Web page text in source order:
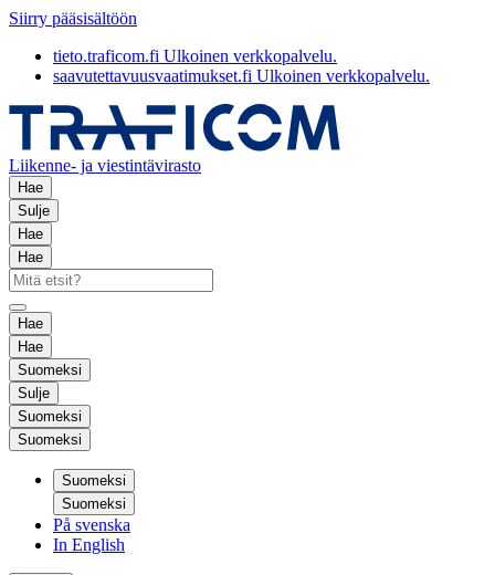
Siirry pääsisältöön
tieto.traficom.fi Ulkoinen verkkopalvelu.
saavutettavuusvaatimukset.fi Ulkoinen verkkopalvelu.
Liikenne- ja viestintävirasto
Hae
Sulje
Hae
Hae
Hae
Hae
Suomeksi
Sulje
Suomeksi
Suomeksi
Suomeksi
Suomeksi
På svenska
In English